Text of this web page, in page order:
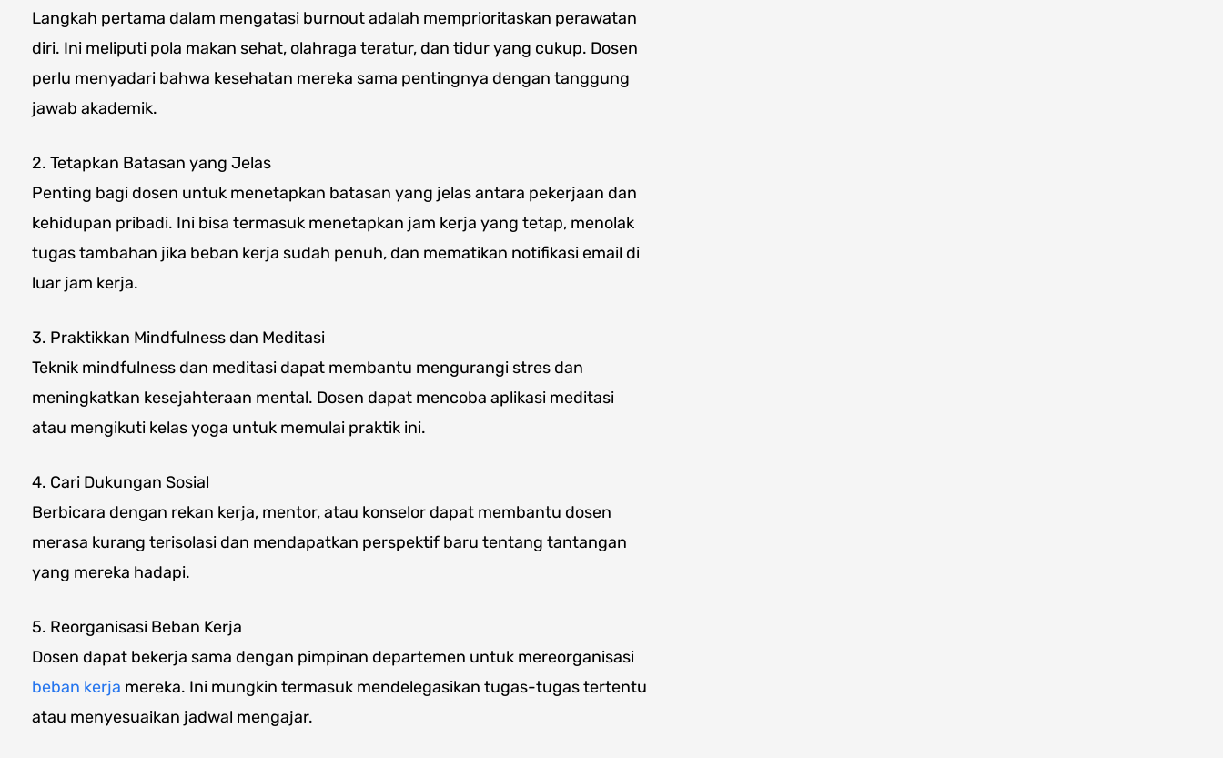
Langkah pertama dalam mengatasi burnout adalah memprioritaskan perawatan
diri. Ini meliputi pola makan sehat, olahraga teratur, dan tidur yang cukup. Dosen
perlu menyadari bahwa kesehatan mereka sama pentingnya dengan tanggung
jawab akademik.
2. Tetapkan Batasan yang Jelas
Penting bagi dosen untuk menetapkan batasan yang jelas antara pekerjaan dan
kehidupan pribadi. Ini bisa termasuk menetapkan jam kerja yang tetap, menolak
tugas tambahan jika beban kerja sudah penuh, dan mematikan notifikasi email di
luar jam kerja.
3. Praktikkan Mindfulness dan Meditasi
Teknik mindfulness dan meditasi dapat membantu mengurangi stres dan
meningkatkan kesejahteraan mental. Dosen dapat mencoba aplikasi meditasi
atau mengikuti kelas yoga untuk memulai praktik ini.
4. Cari Dukungan Sosial
Berbicara dengan rekan kerja, mentor, atau konselor dapat membantu dosen
merasa kurang terisolasi dan mendapatkan perspektif baru tentang tantangan
yang mereka hadapi.
5. Reorganisasi Beban Kerja
Dosen dapat bekerja sama dengan pimpinan departemen untuk mereorganisasi
beban kerja mereka. Ini mungkin termasuk mendelegasikan tugas-tugas tertentu
atau menyesuaikan jadwal mengajar.